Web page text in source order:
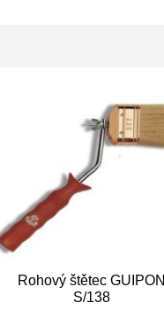
Rohový štětec GUIPON
S/138